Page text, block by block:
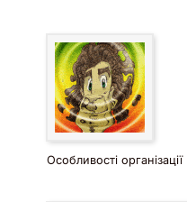
Особливості